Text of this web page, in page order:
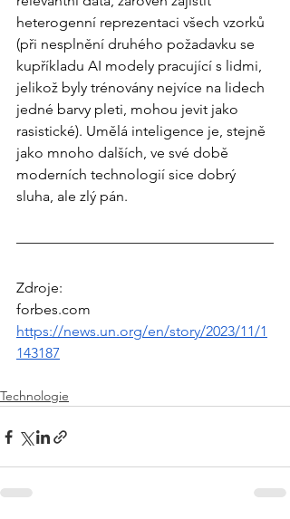
heterogenní reprezentaci všech vzorků
(při nesplnění druhého požadavku se
kupříkladu AI modely pracující s lidmi,
jelikož byly trénovány nejvíce na lidech
jedné barvy pleti, mohou jevit jako
rasistické). Umělá inteligence je, stejně
jako mnoho dalších, ve své době
moderních technologií sice dobrý
sluha, ale zlý pán.
Zdroje:
forbes.com
https://news.un.org/en/story/2023/11/1
143187
Technologie